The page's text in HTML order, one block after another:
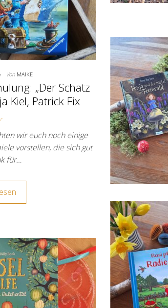
Von MAIKE
„Der Schatz
Kiel, Patrick Fix
wir euch noch einige
vorstellen, die sich gut
für…